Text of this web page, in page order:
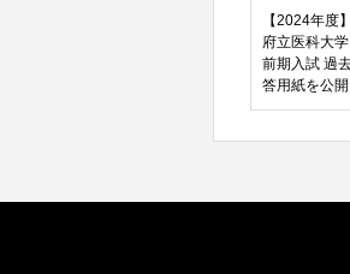
【2024年度
府立医科大
前期入試 過
答用紙を公
分析に最適